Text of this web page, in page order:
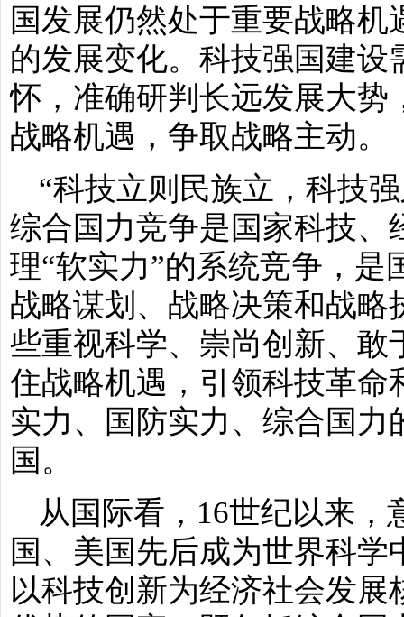
国发展仍然处于重要战略
的发展变化。科技强国建
怀，准确研判长远发展大
战略机遇，争取战略主动。
“科技立则民族立，科技
综合国力竞争是国家科技、
理“软实力”的系统竞争，
战略谋划、战略决策和战
些重视科学、崇尚创新、
住战略机遇，引领科技革
实力、国防实力、综合国
国。
从国际看，16世纪以来
国、美国先后成为世界科
以科技创新为经济社会发